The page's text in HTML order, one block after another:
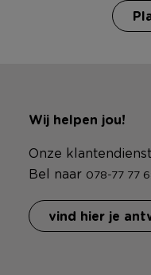
Wij helpen jou!
Onze
Bel naar 078-77 77
vind hier je